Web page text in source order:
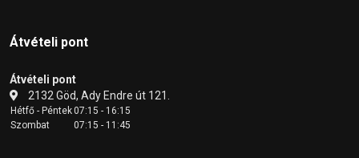
Átvételi pont
Átvételi pont
2132 Göd, Ady Endre út 121.
Hétfő - Péntek07:15 - 16:15
Szombat
07:15 - 11:45